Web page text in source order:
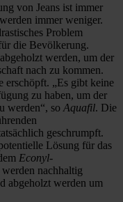
von Jeans ist immer
immer weniger.
Problem
die Bevölkerung.
werden, um der
nach zu kommen.
erschöpft. „Es gibt keine
zu haben, um der
werden“, so Aquafil. Die
geschrumpft.
Lösung für das
Econyl-
nachhaltig
abgeholzt werden um